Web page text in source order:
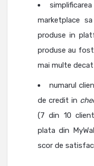
marketplace
produse in
produse au
mai multe
numarul
de credit in
(7 din 10
plata din
scor de